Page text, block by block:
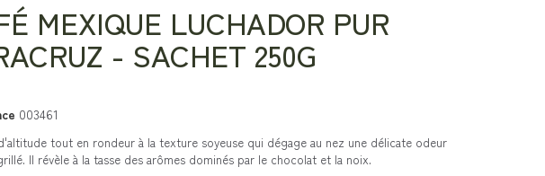
MEXIQUE LUCHADOR PUR
- SACHET 250G
003461
tout en rondeur à la texture soyeuse qui dégage au nez une délicate odeur
Il révèle à la tasse des arômes dominés par le chocolat et la noix.